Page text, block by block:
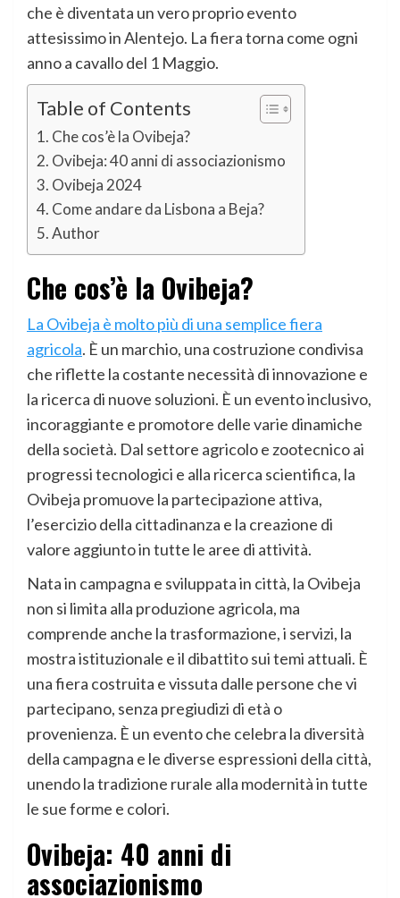
che è diventata un vero proprio evento
attesissimo in Alentejo. La fiera torna come ogni
anno a cavallo del 1 Maggio.
Table of Contents
Che cos’è la Ovibeja?
Ovibeja: 40 anni di associazionismo
Ovibeja 2024
Come andare da Lisbona a Beja?
Author
Che cos’è la Ovibeja?
La Ovibeja è molto più di una semplice fiera
agricola. È un marchio, una costruzione condivisa
che riflette la costante necessità di innovazione e
la ricerca di nuove soluzioni. È un evento inclusivo,
incoraggiante e promotore delle varie dinamiche
della società. Dal settore agricolo e zootecnico ai
progressi tecnologici e alla ricerca scientifica, la
Ovibeja promuove la partecipazione attiva,
l’esercizio della cittadinanza e la creazione di
valore aggiunto in tutte le aree di attività.
Nata in campagna e sviluppata in città, la Ovibeja
non si limita alla produzione agricola, ma
comprende anche la trasformazione, i servizi, la
mostra istituzionale e il dibattito sui temi attuali. È
una fiera costruita e vissuta dalle persone che vi
partecipano, senza pregiudizi di età o
provenienza. È un evento che celebra la diversità
della campagna e le diverse espressioni della città,
unendo la tradizione rurale alla modernità in tutte
le sue forme e colori.
Ovibeja: 40 anni di
associazionismo